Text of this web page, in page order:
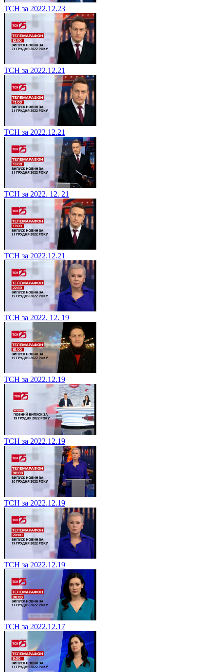
ТСН за 2022.12.23
ТСН за 2022.12.21
ТСН за 2022.12.21
ТСН за 2022. 12. 21
ТСН за 2022.12.21
ТСН за 2022. 12. 19
ТСН за 2022.12.19
ТСН за 2022.12.19
ТСН за 2022.12.19
ТСН за 2022.12.19
ТСН за 2022.12.17